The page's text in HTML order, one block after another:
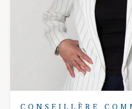
CONSEILLÈRE